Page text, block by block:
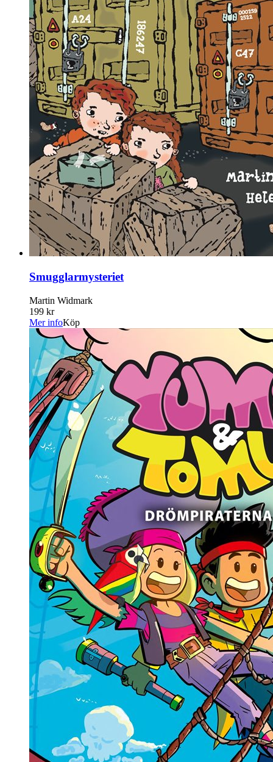
Smugglarmysteriet
Martin Widmark
199 kr
Mer infoKöp